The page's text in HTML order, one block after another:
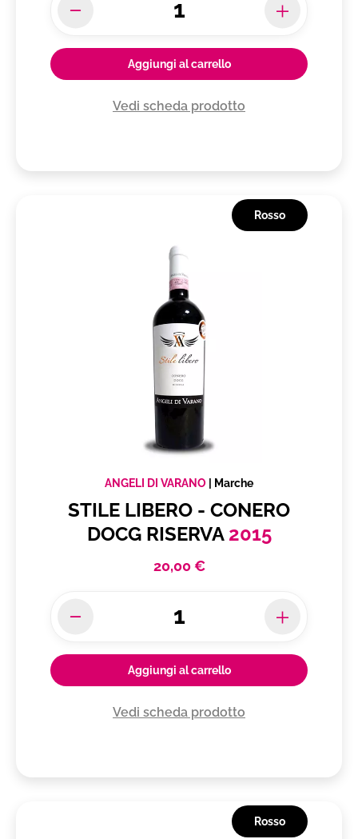
Aggiungi al carrello
Vedi scheda prodotto
Rosso
ANGELI DI VARANO Marche
STILE LIBERO - CONERO
DOCG RISERVA 2015
20,00 €
Aggiungi al carrello
Vedi scheda prodotto
Rosso